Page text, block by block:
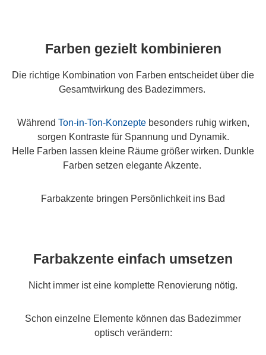
Farben gezielt kombinieren
Die richtige Kombination von Farben entscheidet über die
Gesamtwirkung des Badezimmers.
Während Ton-in-Ton-Konzeptebesonders ruhig wirken,
sorgen Kontraste für Spannung und Dynamik.
Helle Farben lassen kleine Räume größer wirken. Dunkle
Farben setzen elegante Akzente.
Farbakzente bringen Persönlichkeit ins Bad
Farbakzente einfach umsetzen
Nicht immer ist eine komplette Renovierung nötig.
Schon einzelne Elemente können das Badezimmer
optisch verändern: